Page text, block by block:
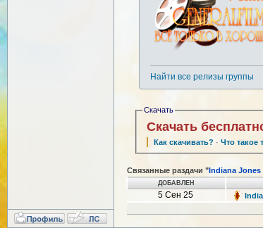
Найти все релизы группы
Скачать
Скачать
Как скачивать? ·Что такое
Связанные раздачи "Indiana Jones
ДОБАВЛЕН
5 Сен 25